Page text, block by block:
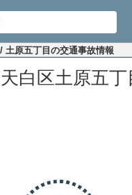
/ 土原五丁目の交通事故情報
白区土原五